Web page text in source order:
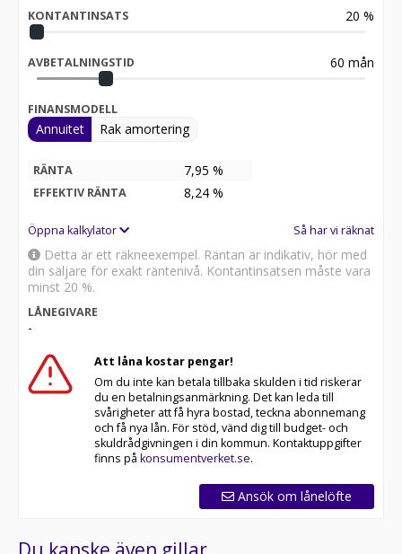
KONTANTINSATS 20 %
AVBETALNINGSTID 60 mån
FINANSMODELL
Annuitet Rak amortering
RÄNTA 7,95 %
EFFEKTIV RÄNTA 8,24 %
Öppna kalkylator Så har vi räknat
Detta är ett räkneexempel. Räntan är indikativ, hör med
din säljare för exakt räntenivå. Kontantinsatsen måste vara
minst 20 %.
LÅNEGIVARE
-
Att låna kostar pengar!
Om du inte kan betala tillbaka skulden i tid riskerar
du en betalningsanmärkning. Det kan leda till
svårigheter att få hyra bostad, teckna abonnemang
och få nya lån. För stöd, vänd dig till budget- och
skuldrådgivningen i din kommun. Kontaktuppgifter
finns på konsumentverket.se.
Ansök om lånelöfte